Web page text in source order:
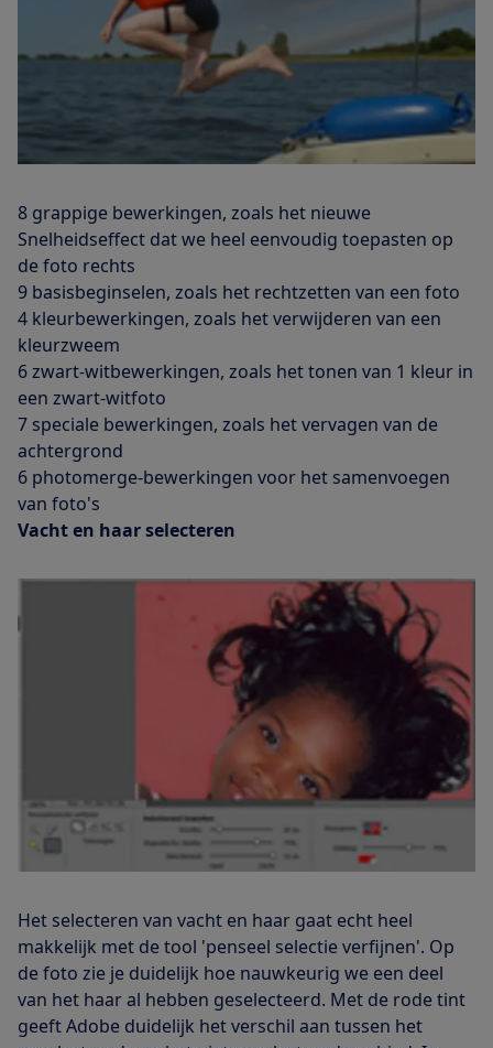
8 grappige bewerkingen, zoals het nieuwe
Snelheidseffect dat we heel eenvoudig toepasten op
de foto rechts
9 basisbeginselen, zoals het rechtzetten van een foto
4 kleurbewerkingen, zoals het verwijderen van een
kleurzweem
6 zwart-witbewerkingen, zoals het tonen van 1 kleur in
een zwart-witfoto
7 speciale bewerkingen, zoals het vervagen van de
achtergrond
6 photomerge-bewerkingen voor het samenvoegen
van foto's
Vacht en haar selecteren
Het selecteren van vacht en haar gaat echt heel
makkelijk met de tool 'penseel selectie verfijnen'. Op
de foto zie je duidelijk hoe nauwkeurig we een deel
van het haar al hebben geselecteerd. Met de rode tint
geeft Adobe duidelijk het verschil aan tussen het